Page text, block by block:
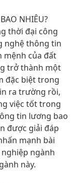
NHIÊU?
thời đại công
nghệ thông tin
mệnh của đất
trở thành một
đặc biệt trong
ra trường rồi,
việc tốt trong
tin lương bao
được giải đáp
mạnh bài
ngành
này.